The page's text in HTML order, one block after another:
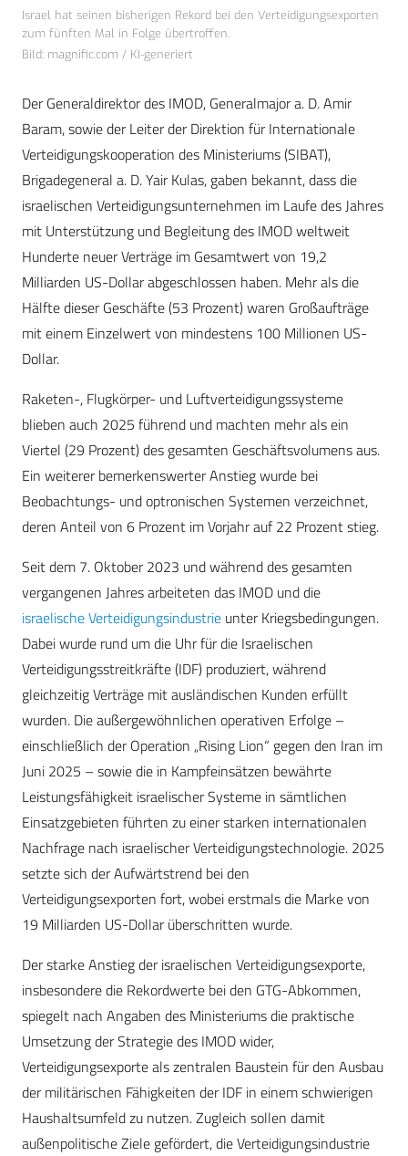
Israel hat seinen bisherigen Rekord bei den Verteidigungsexporten
zum fünften Mal in Folge übertroffen.
Bild: magnific.com / KI-generiert
Der Generaldirektor des IMOD, Generalmajor a. D. Amir
Baram, sowie der Leiter der Direktion für Internationale
Verteidigungskooperation des Ministeriums (SIBAT),
Brigadegeneral a. D. Yair Kulas, gaben bekannt, dass die
israelischen Verteidigungsunternehmen im Laufe des Jahres
mit Unterstützung und Begleitung des IMOD weltweit
Hunderte neuer Verträge im Gesamtwert von 19,2
Milliarden US-Dollar abgeschlossen haben. Mehr als die
Hälfte dieser Geschäfte (53 Prozent) waren Großaufträge
mit einem Einzelwert von mindestens 100 Millionen US-
Dollar.
Raketen-, Flugkörper- und Luftverteidigungssysteme
blieben auch 2025 führend und machten mehr als ein
Viertel (29 Prozent) des gesamten Geschäftsvolumens aus.
Ein weiterer bemerkenswerter Anstieg wurde bei
Beobachtungs- und optronischen Systemen verzeichnet,
deren Anteil von 6 Prozent im Vorjahr auf 22 Prozent stieg.
Seit dem 7. Oktober 2023 und während des gesamten
vergangenen Jahres arbeiteten das IMOD und die
israelische Verteidigungsindustrie unter Kriegsbedingungen.
Dabei wurde rund um die Uhr für die Israelischen
Verteidigungsstreitkräfte (IDF) produziert, während
gleichzeitig Verträge mit ausländischen Kunden erfüllt
wurden. Die außergewöhnlichen operativen Erfolge –
einschließlich der Operation „Rising Lion“ gegen den Iran im
Juni 2025 – sowie die in Kampfeinsätzen bewährte
Leistungsfähigkeit israelischer Systeme in sämtlichen
Einsatzgebieten führten zu einer starken internationalen
Nachfrage nach israelischer Verteidigungstechnologie. 2025
setzte sich der Aufwärtstrend bei den
Verteidigungsexporten fort, wobei erstmals die Marke von
19 Milliarden US-Dollar überschritten wurde.
Der starke Anstieg der israelischen Verteidigungsexporte,
insbesondere die Rekordwerte bei den GTG-Abkommen,
spiegelt nach Angaben des Ministeriums die praktische
Umsetzung der Strategie des IMOD wider,
Verteidigungsexporte als zentralen Baustein für den Ausbau
der militärischen Fähigkeiten der IDF in einem schwierigen
Haushaltsumfeld zu nutzen. Zugleich sollen damit
außenpolitische Ziele gefördert, die Verteidigungsindustrie